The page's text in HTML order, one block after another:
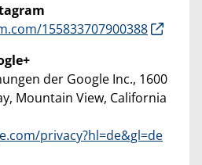
155833707900388
der Google Inc., 1600
Mountain View, California
privacy?hl=de&gl=de